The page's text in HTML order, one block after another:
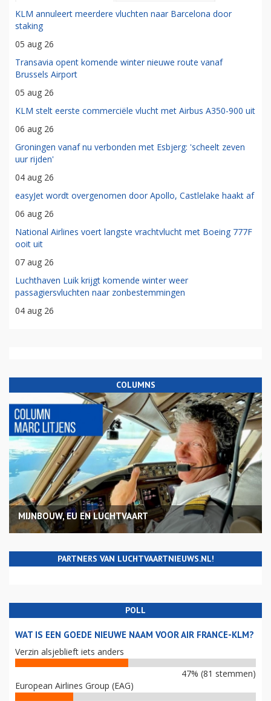
KLM annuleert meerdere vluchten naar Barcelona door
staking
05 aug 26
Transavia opent komende winter nieuwe route vanaf
Brussels Airport
05 aug 26
KLM stelt eerste commerciële vlucht met Airbus A350-900 uit
06 aug 26
Groningen vanaf nu verbonden met Esbjerg: 'scheelt zeven
uur rijden'
04 aug 26
easyJet wordt overgenomen door Apollo, Castlelake haakt af
06 aug 26
National Airlines voert langste vrachtvlucht met Boeing 777F
ooit uit
07 aug 26
Luchthaven Luik krijgt komende winter weer
passagiersvluchten naar zonbestemmingen
04 aug 26
COLUMNS
MIJNBOUW, EU EN LUCHTVAART
PARTNERS VAN LUCHTVAARTNIEUWS.NL!
POLL
WAT IS EEN GOEDE NIEUWE NAAM VOOR AIR FRANCE-KLM?
Verzin alsjeblieft iets anders
47% (81 stemmen)
European Airlines Group (EAG)